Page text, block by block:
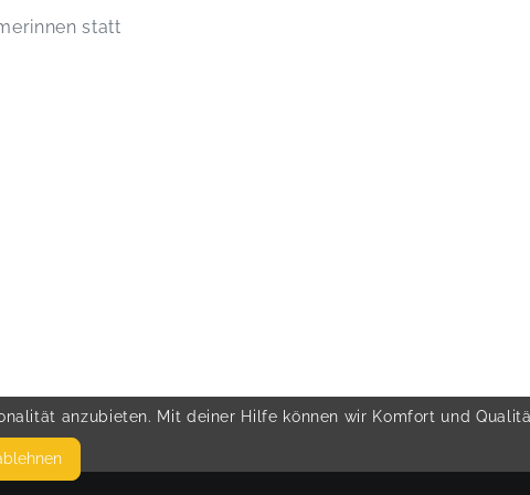
statt
anzubieten. Mit deiner Hilfe können wir Komfort und